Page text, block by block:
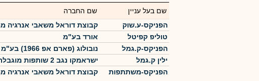
שם בעל עניין שם החברה
הפניקס-ע.שוק
קבוצת דוראל משאבי
טוליפ קפיטל
אורד בע"מ
הפניקס-ק.גמל
נובולוג (פארם אפ 1966) בע"מ
ילין ק.גמל
ישראמקו נגב 2 שותפות מוגבלת
הפניקס-משתתפות
קבוצת דוראל משאבי